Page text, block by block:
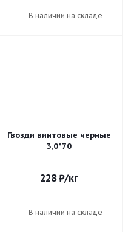
В наличии на складе
Гвозди винтовые черные
3,0*70
228₽/кг
В наличии на складе